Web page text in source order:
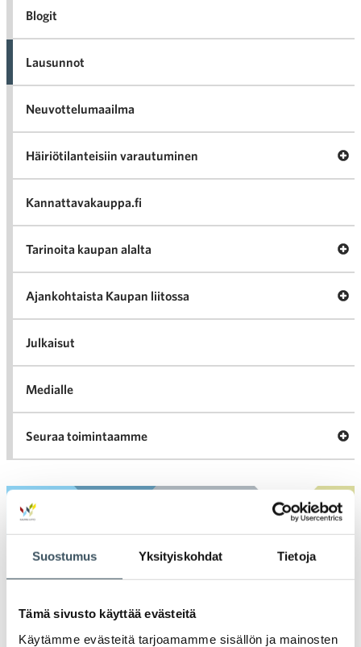
Suostumus Yksityiskohdat Tietoja
Tämä sivusto käyttää evästeitä
Käytämme evästeitä tarjoamamme sisällön ja mainosten
Blogit
Lausunnot
Neuvottelumaailma
Häiriötilanteisiin varautuminen
Kannattavakauppa.fi
Tarinoita kaupan alalta
Ajankohtaista Kaupan liitossa
Julkaisut
Medialle
Seuraa toimintaamme
Arkistot
2026
2024